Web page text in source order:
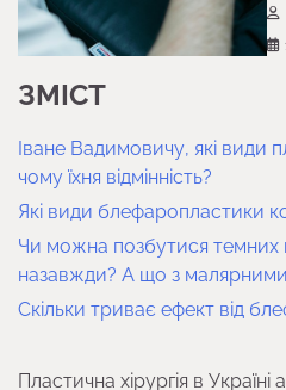
ЗМІСТ
Іване Вадимовичу, які види
чому їхня відмінність?
Які види блефаропластики
Чи можна позбутися темних
назавжди? А що з
Скільки триває ефект від
Пластична хірургія в Україні